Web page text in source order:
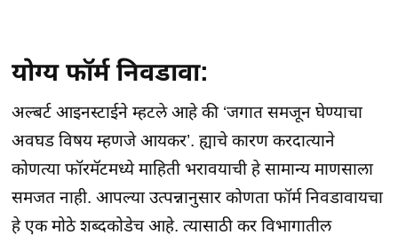
योग्य फॉर्म निवडावा:
अल्बर्ट आइनस्टाईने म्हटले आहे की ‘जगात समजून घेण्याचा
अवघड विषय म्हणजे आयकर’. ह्याचे कारण करदात्याने
कोणत्या फॉरमॅटमध्ये माहिती भरावयाची हे सामान्य माणसाला
समजत नाही. आपल्या उत्पन्नानुसार कोणता फॉर्म निवडावायचा
हे एक मोठे शब्दकोडेच आहे. त्यासाठी कर विभागातील